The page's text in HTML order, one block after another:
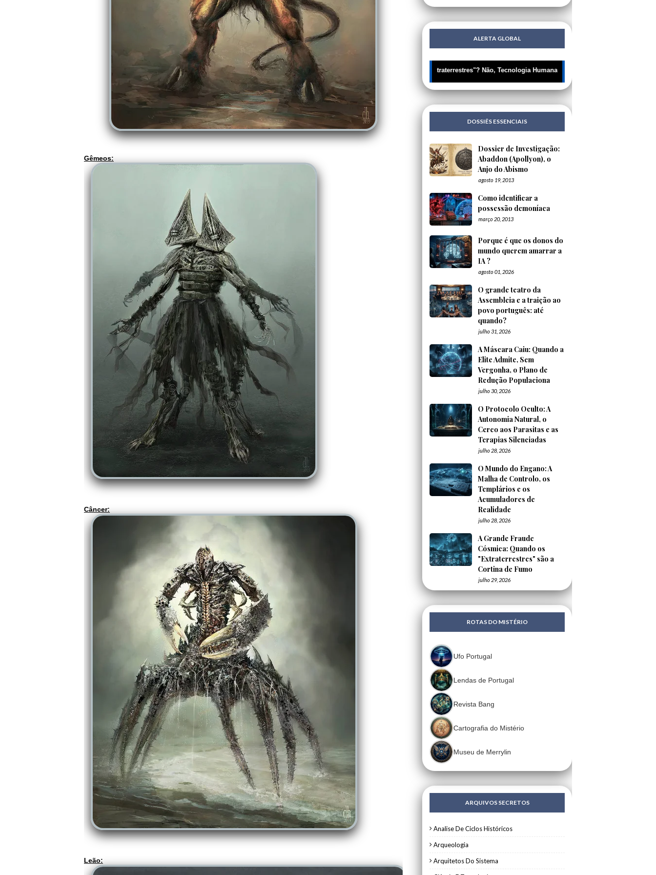
Gêmeos:
Câncer:
Leão:
ALERTA GLOBAL
🔥 ÚLTIMOS MISTÉRIOS: 🔍 "Extraterrestres"? Não, Tecnologia Humana Disfarçada | 🔍 Portugueses: A Corrente
DOSSIÊS ESSENCIAIS
Dossier de Investigação:
Abaddon (Apollyon), o
Anjo do Abismo
agosto 19, 2013
Como identificar a
possessão demoníaca
março 20, 2013
Porque é que os donos do
mundo querem amarrar a
IA ?
agosto 01, 2026
O grande teatro da
Assembleia e a traição ao
povo português: até
quando?
julho 31, 2026
A Máscara Caiu: Quando a
Elite Admite, Sem
Vergonha, o Plano de
Redução Populaciona
julho 30, 2026
O Protocolo Oculto: A
Autonomia Natural, o
Cerco aos Parasitas e as
Terapias Silenciadas
julho 28, 2026
O Mundo do Engano: A
Malha de Controlo, os
Templários e os
Acumuladores de
Realidade
julho 28, 2026
A Grande Fraude
Cósmica: Quando os
"Extraterrestres" são a
Cortina de Fumo
julho 29, 2026
ROTAS DO MISTÉRIO
Ufo Portugal
Lendas de Portugal
Revista Bang
Cartografia do Mistério
Museu de Merrylin
ARQUIVOS SECRETOS
Analise De Ciclos Históricos
Arqueologia
Arquitetos Do Sistema